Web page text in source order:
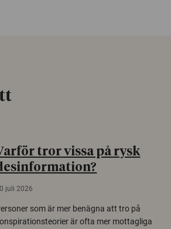
tror vissa på rysk
juli 2026
som är mer benägna att tro på
är ofta mer mottagliga